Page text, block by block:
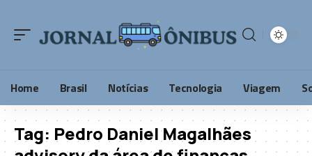
Home Brasil Notícias Tecnologia Viagem
Tag: Pedro Daniel Magalhães